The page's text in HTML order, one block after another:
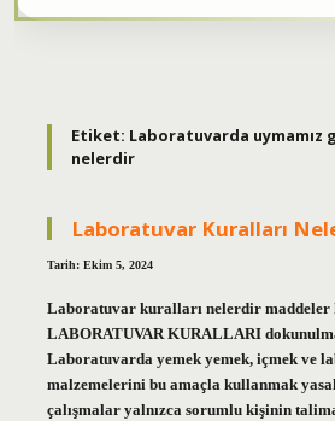
Etiket: Laboratuvarda uymamız
nelerdir
Laboratuvar Kuralları
Tarih: Ekim 5, 2024
Laboratuvar kuralları nelerdir maddeler
LABORATUVAR KURALLARI
Laboratuvarda yemek yemek, içmek ve
malzemelerini bu amaçla kullanmak
çalışmalar yalnızca sorumlu kişinin